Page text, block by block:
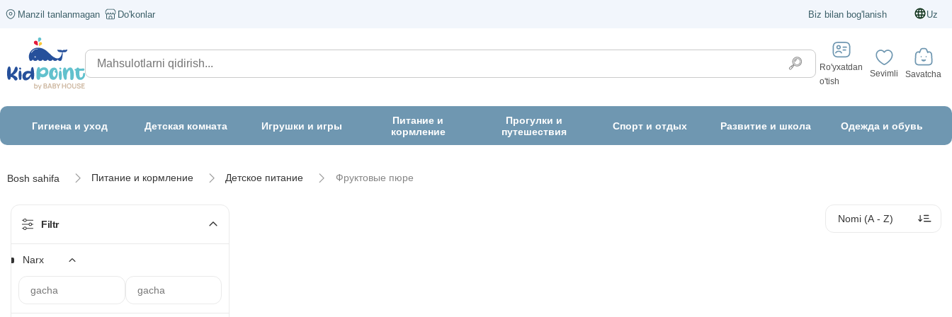
Manzil tanlanmagan Do'konlar Biz bilan bog'lanish Uz
Ro'yxatdan
o'tish
Sevimli Savatcha
Гигиена и уход Детская комната Игрушки и игры
Питание и
кормление
Прогулки и
путешествия
Спорт и отдых Развитие и школа Одежда и обувь
Bosh sahifa Питание и кормление Детское питание Фруктовые пюре
Filtr
Narx